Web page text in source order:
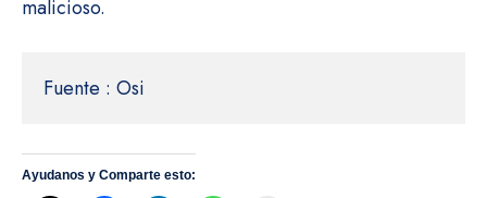
malicioso.
Fuente : Osi
Ayudanos y Comparte esto: